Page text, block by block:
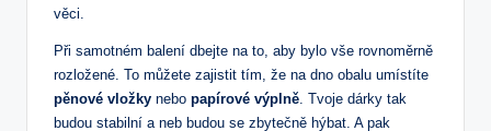
věci.
Při samotném balení dbejte na to, aby bylo vše rovnoměrně
rozložené. To můžete zajistit tím, že na dno obalu umístíte
pěnové vložky nebo papírové výplně. Tvoje dárky tak
budou stabilní a neb budou se zbytečně hýbat. A pak